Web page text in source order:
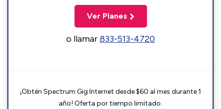
Ver Planes
o llamar833-513-4720
¡Obtén Spectrum Gig Internet desde $60 al mes durante 1
año! Oferta por tiempo limitado.